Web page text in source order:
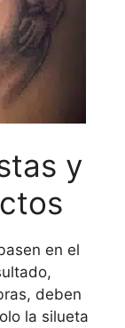
y
en el
deben
la silueta